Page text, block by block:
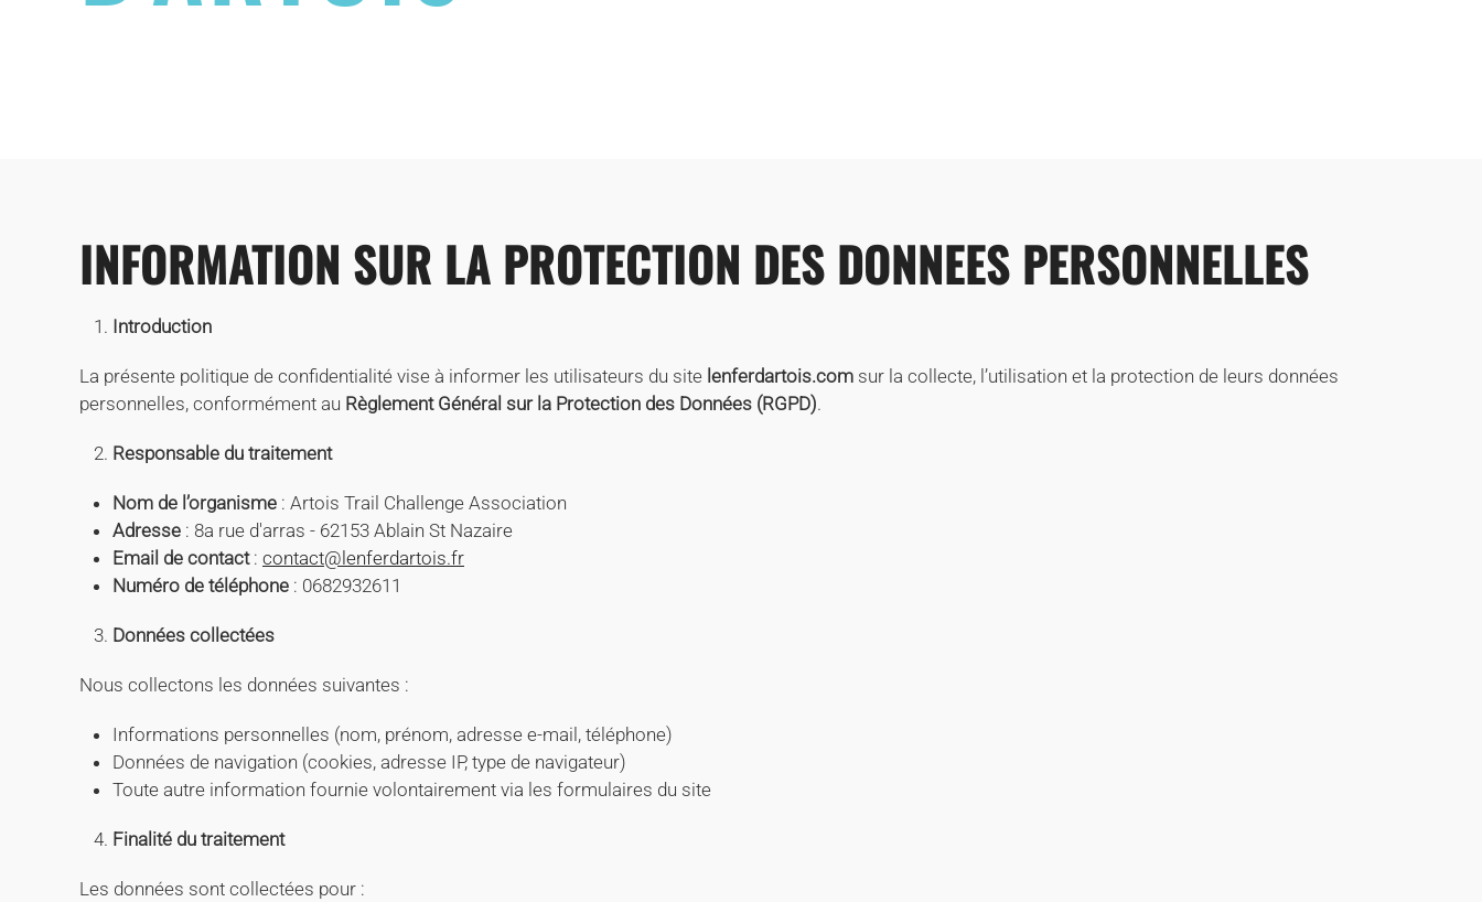
INFORMATION SUR LA PROTECTION DES DONNEES PERSONNELLES
Introduction
La présente politique de confidentialité vise à informer les utilisateurs du site lenferdartois.com sur la collecte, l’utilisation et la protection de leurs données
personnelles, conformément au Règlement Général sur la Protection des Données (RGPD).
Responsable du traitement
Nom de l’organisme : Artois Trail Challenge Association
Adresse : 8a rue d'arras - 62153 Ablain St Nazaire
Email de contact: contact@lenferdartois.fr
Numéro de téléphone : 0682932611
Données collectées
Nous collectons les données suivantes :
Informations personnelles (nom, prénom, adresse e-mail, téléphone)
Données de navigation (cookies, adresse IP, type de navigateur)
Toute autre information fournie volontairement via les formulaires du site
Finalité du traitement
Les données sont collectées pour :